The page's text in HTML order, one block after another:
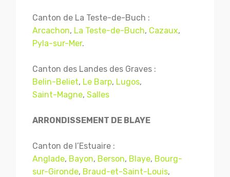
Canton de La Teste-de-Buch :
Arcachon, La Teste-de-Buch, Cazaux,
Pyla-sur-Mer.
Canton des Landes des Graves :
Belin-Beliet, Le Barp, Lugos,
Saint-Magne, Salles
ARRONDISSEMENT DE BLAYE
Canton de l’Estuaire :
Anglade, Bayon, Berson, Blaye, Bourg-
sur-Gironde, Braud-et-Saint-Louis,